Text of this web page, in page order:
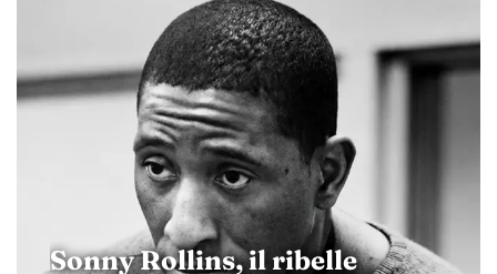
Sonny Rollins, il ribelle